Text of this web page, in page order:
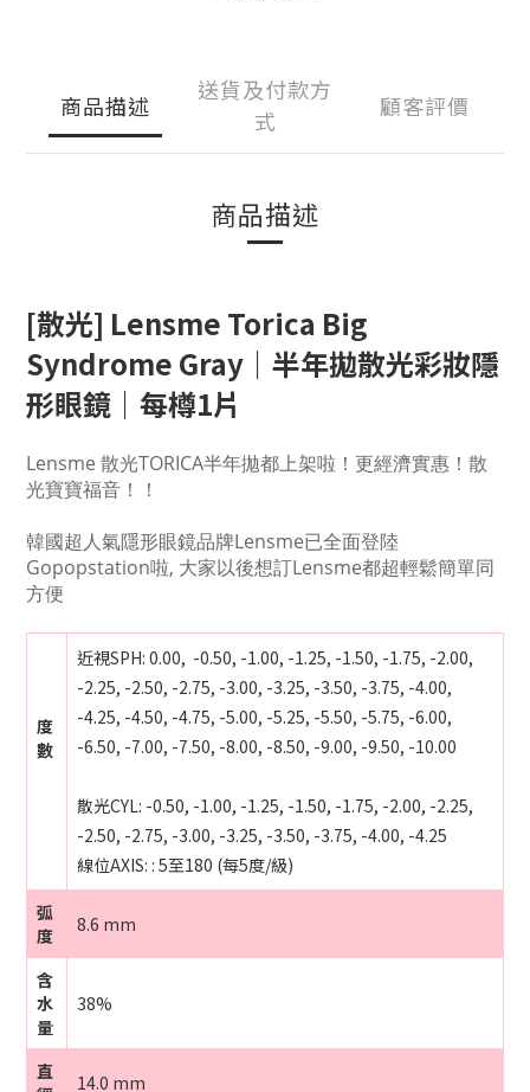
商品描述
送貨及付款方
式
顧客評價
商品描述
[散光] Lensme Torica Big
Syndrome Gray ｜半年拋散光彩妝隱
形眼鏡｜每樽1片
Lensme 散光TORICA半年拋都上架啦！更經濟實惠！散
光寶寶福音！！
韓國超人氣隱形眼鏡品牌Lensme已全面登陸
Gopopstation啦, 大家以後想訂Lensme都超輕鬆簡單同
方便
度
數
近視SPH: 0.00, -0.50, -1.00, -1.25, -1.50, -1.75, -2.00,
-2.25, -2.50, -2.75, -3.00, -3.25, -3.50, -3.75, -4.00,
-4.25, -4.50, -4.75, -5.00, -5.25, -5.50, -5.75, -6.00,
-6.50, -7.00, -7.50, -8.00, -8.50, -9.00, -9.50, -10.00
散光CYL: -0.50, -1.00, -1.25, -1.50, -1.75, -2.00, -2.25,
-2.50, -2.75, -3.00, -3.25, -3.50, -3.75, -4.00, -4.25
線位AXIS: : 5至180 (每5度/級)
弧
度
8.6 mm
含
水
量
38%
直
14.0 mm